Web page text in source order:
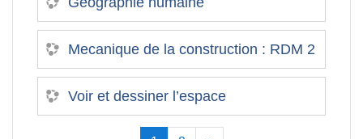
Mecanique de la construction : RDM 2
Voir et dessiner l’espace